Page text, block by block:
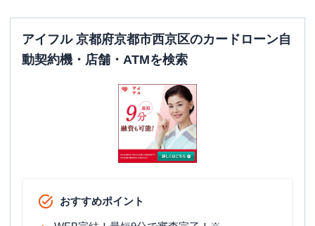
アイフル 京都府京都市西京区のカードローン自
動契約機・店舗・ATMを検索
おすすめポイント